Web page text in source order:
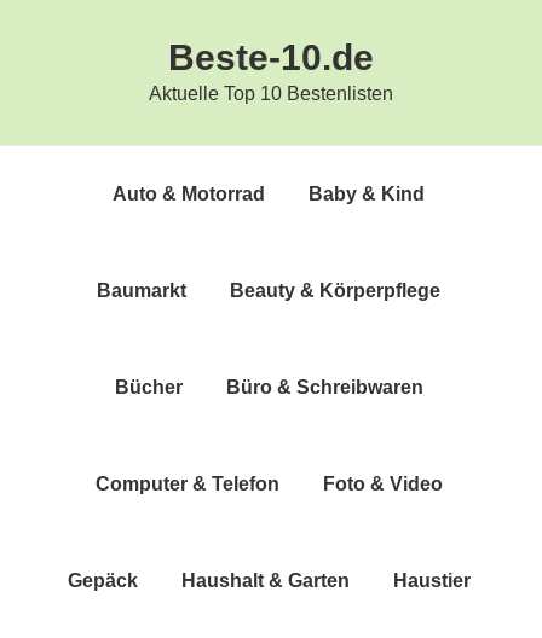
Beste-10.de
Aktuelle Top 10 Bestenlisten
Auto & Motorrad Baby & Kind
Bau­markt Beau­ty & Körperpflege
Bücher Büro & Schreibwaren
Com­pu­ter & Telefon Foto & Video
Gepäck Haus­halt & Garten Haus­tier